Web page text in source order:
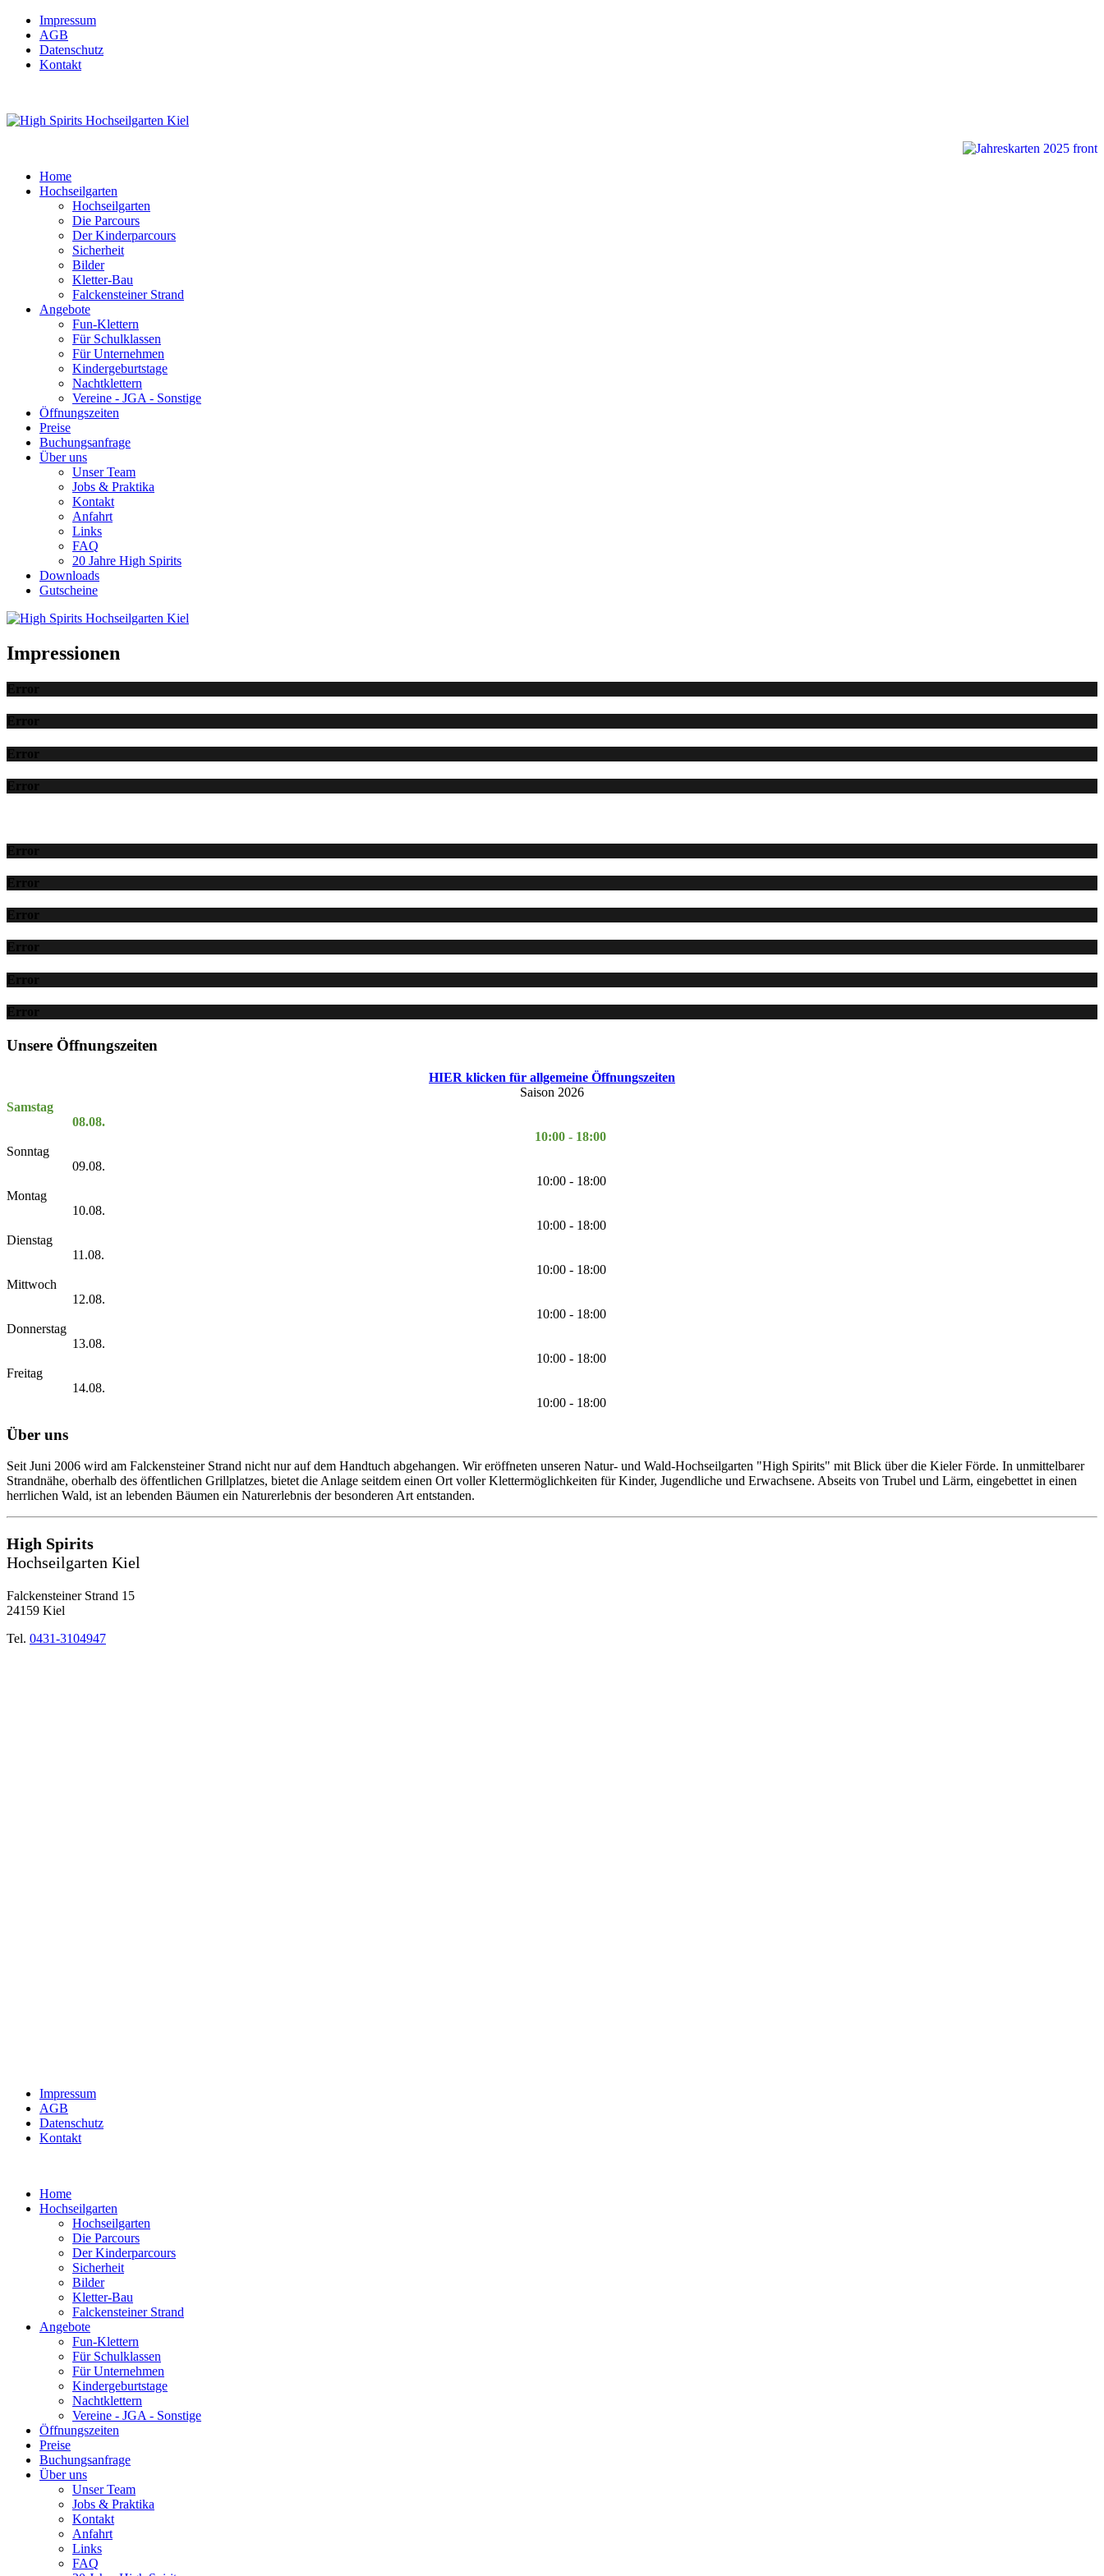
Impressum
AGB
Datenschutz
Kontakt
Home
Hochseilgarten
Hochseilgarten
Die Parcours
Der Kinderparcours
Sicherheit
Bilder
Kletter-Bau
Falckensteiner Strand
Angebote
Fun-Klettern
Für Schulklassen
Für Unternehmen
Kindergeburtstage
Nachtklettern
Vereine - JGA - Sonstige
Öffnungszeiten
Preise
Buchungsanfrage
Über uns
Unser Team
Jobs & Praktika
Kontakt
Anfahrt
Links
FAQ
20 Jahre High Spirits
Downloads
Gutscheine
Impressionen
Error
Error
Error
Error
Error
Error
Error
Error
Error
Error
Unsere Öffnungszeiten
HIER klicken für allgemeine Öffnungszeiten
Saison 2026
Samstag
08.08.
10:00 - 18:00
Sonntag
09.08.
10:00 - 18:00
Montag
10.08.
10:00 - 18:00
Dienstag
11.08.
10:00 - 18:00
Mittwoch
12.08.
10:00 - 18:00
Donnerstag
13.08.
10:00 - 18:00
Freitag
14.08.
10:00 - 18:00
Über uns
Seit Juni 2006 wird am Falckensteiner Strand nicht nur auf dem Handtuch abgehangen. Wir eröffneten unseren Natur- und Wald-Hochseilgarten "High Spirits" mit Blick über die Kieler Förde. In unmittelbarer
Strandnähe, oberhalb des öffentlichen Grillplatzes, bietet die Anlage seitdem einen Ort voller Klettermöglichkeiten für Kinder, Jugendliche und Erwachsene. Abseits von Trubel und Lärm, eingebettet in einen
herrlichen Wald, ist an lebenden Bäumen ein Naturerlebnis der besonderen Art entstanden.
High Spirits
Hochseilgarten Kiel
Falckensteiner Strand 15
24159 Kiel
Tel. 0431-3104947
Impressum
AGB
Datenschutz
Kontakt
Home
Hochseilgarten
Hochseilgarten
Die Parcours
Der Kinderparcours
Sicherheit
Bilder
Kletter-Bau
Falckensteiner Strand
Angebote
Fun-Klettern
Für Schulklassen
Für Unternehmen
Kindergeburtstage
Nachtklettern
Vereine - JGA - Sonstige
Öffnungszeiten
Preise
Buchungsanfrage
Über uns
Unser Team
Jobs & Praktika
Kontakt
Anfahrt
Links
FAQ